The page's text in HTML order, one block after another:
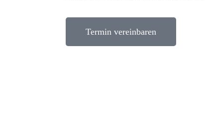
Termin vereinbaren